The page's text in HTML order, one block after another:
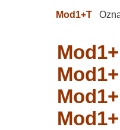
Mod1+T